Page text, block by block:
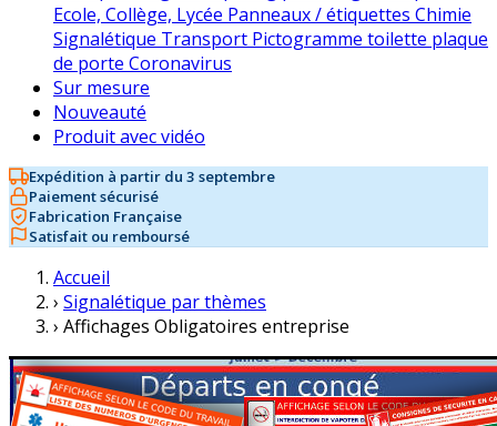
Ecole, Collège, Lycée Panneaux / étiquettes Chimie
Signalétique Transport Pictogramme toilette plaque
de porte Coronavirus
Sur mesure
Nouveauté
Produit avec vidéo
Expédition à partir du 3 septembre
Paiement sécurisé
Fabrication Française
Satisfait ou remboursé
Accueil
› Signalétique par thèmes
› Affichages Obligatoires entreprise